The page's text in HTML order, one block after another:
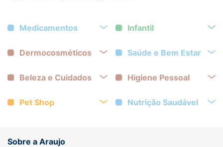
Medicamentos Infantil
Dermocosméticos Saúde e Bem Estar
Beleza e Cuidados Higiene Pessoal
Pet Shop Nutrição Saudável
Sobre a Araujo